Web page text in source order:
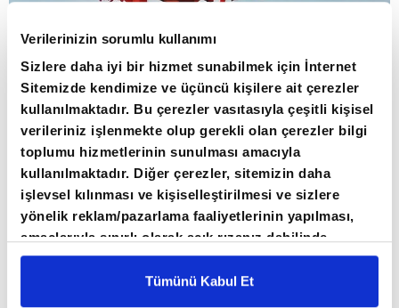
Verilerinizin sorumlu kullanımı
Sizlere daha iyi bir hizmet sunabilmek için İnternet
Sitemizde kendimize ve üçüncü kişilere ait çerezler
kullanılmaktadır. Bu çerezler vasıtasıyla çeşitli kişisel
verileriniz işlenmekte olup gerekli olan çerezler bilgi
toplumu hizmetlerinin sunulması amacıyla
kullanılmaktadır. Diğer çerezler, sitemizin daha
işlevsel kılınması ve kişiselleştirilmesi ve sizlere
yönelik reklam/pazarlama faaliyetlerinin yapılması,
amaçlarıyla sınırlı olarak açık rızanız dahilinde
kullanılacaktır. Çerezlere ilişkin tercihlerinizi çerez
paneli vasıtasıyla belirleyebilirsiniz. Çerezlere ilişkin
detaylı bilgi için Ayarlar butonuna tıklayabilir,
Tümünü Kabul Et
80 ÜLKEDE 107 SEKTÖREL RAPOR
HAZIRLANDI
Ticaret Bakanlığının açıklamasına göre,
ihracatın geliştirilmesi, çeşitlendirilmesi ve
sürdürülebilirliğinin sağlanması Ticaret